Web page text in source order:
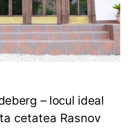
– locul ideal
cetatea Rasnov